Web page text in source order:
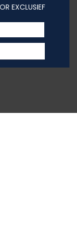
EXCLUSIEF